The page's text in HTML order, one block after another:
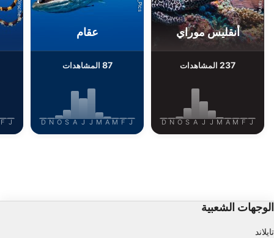
أنقليس موراي
237 المشاهدات
J
F
M
A
M
J
J
A
S
O
N
D
عقام
87 المشاهدات
J
F
M
A
M
J
J
A
S
O
N
D
J
F
الوجهات الشعبية
تايلاند